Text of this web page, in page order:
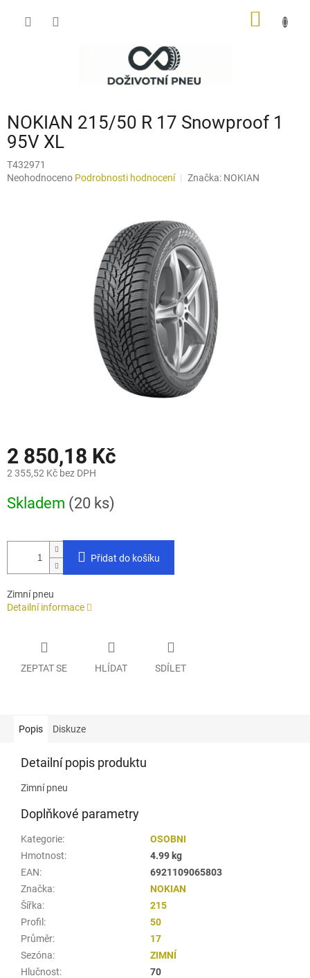
NOKIAN 215/50 R 17 Snowproof 1
95V XL
T432971
Průměrné
Neohodnoceno Podrobnosti hodnocení Značka: NOKIAN
2 850,18 Kč
2 355,52 Kč bez DPH
cena:
Skladem (20 ks)
Přidat do košíku
Zimní pneu
Detailní informace
ZEPTAT SE HLÍDAT SDÍLET
Popis Diskuze
Detailní popis produktu
Zimní pneu
Doplňkové parametry
Kategorie:
OSOBNI
Hmotnost:
4.99 kg
EAN:
6921109065803
Značka:
NOKIAN
Šířka:
215
Profil :
50
Průměr:
17
Sezóna:
ZIMNÍ
Hlučnost:
70